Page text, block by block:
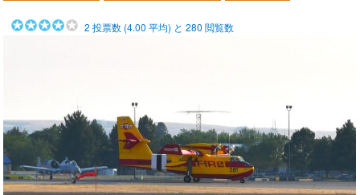
2 投票数 (4.00 平均) と280 閲覧数